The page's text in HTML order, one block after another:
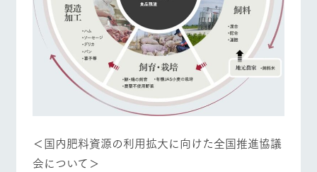
＜国内肥料資源の利用拡大に向けた全国推進協議
会について＞